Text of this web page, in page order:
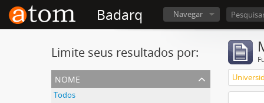
Badarq Navegar
Limite seus resultados por:
nome
Todos